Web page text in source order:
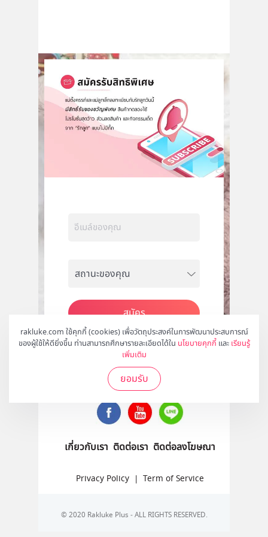
rakluke.com ใช้คุกกี้ (cookies) เพื่อวัตถุประสงค์ในการพัฒนาประสบการณ์
ของผู้ใช้ให้ดียิ่งขึ้น ท่านสามารถศึกษารายละเอียดได้ใน นโยบายคุกกี้ และ เรียนรู้
เพิ่มเติม
ยอมรับ
สมัคร
ติดตามเราได้ที่
เกี่ยวกับเรา ติดต่อเรา ติดต่อลงโฆษณา
Privacy Policy | Term of Service
© 2020 Rakluke Plus - ALL RIGHTS RESERVED.